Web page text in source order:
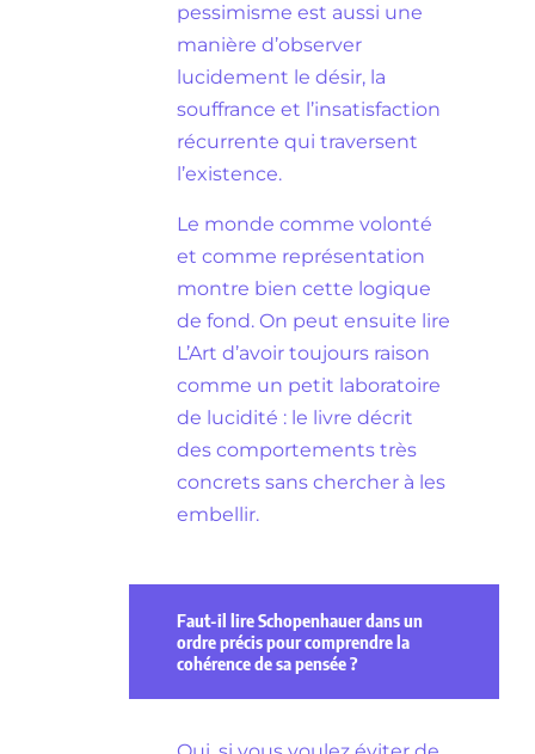
pessimisme est aussi une
manière d’observer
lucidement le désir, la
souffrance et l’insatisfaction
récurrente qui traversent
l’existence.
Le monde comme volonté
et comme représentation
montre bien cette logique
de fond. On peut ensuite lire
L’Art d’avoir toujours raison
comme un petit laboratoire
de lucidité : le livre décrit
des comportements très
concrets sans chercher à les
embellir.
Faut-il lire Schopenhauer dans un
ordre précis pour comprendre la
cohérence de sa pensée ?